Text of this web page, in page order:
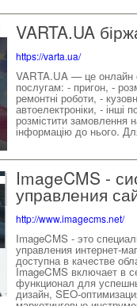
VARTA.UA
https://varta.ua/
VARTA.UA — це онлайн
послугам: - пригон, -
ремонтні роботи, -
автоелектроніки, -
розмістити замовлення
інформацію до нього.
ImageCMS -
управления
http://www.imagecms.net/
ImageCMS - это
управления интернет-
доступна в качестве
ImageCMS включает в
функционал для
дизайн, SEO-